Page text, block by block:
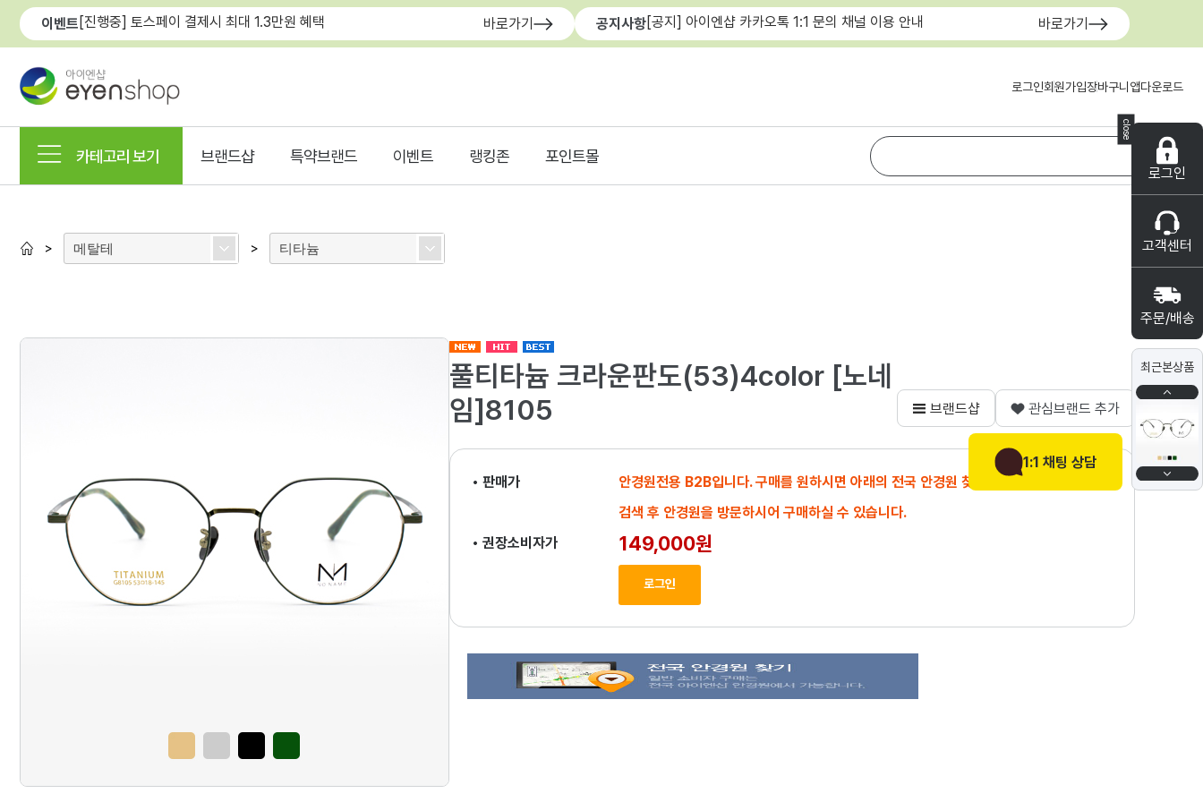
close
로그인
고객센터
주문/배송
최근본상품
1:1 채팅 상담
이벤트 [진행중] 토스페이 결제시 최대 1.3만원 혜택 바로가기 공지사항[공지] 아이엔샵 카카오톡 1:1 문의 채널 이용 안내 바로가기
로그인회원가입장바구니 앱다운로드
카테고리 보기 브랜드샵 특약브랜드 이벤트 랭킹존 포인트몰
> 메탈테 > 티타늄
풀티타늄 크라운판도(53)4color [노네
임]8105
브랜드샵 관심브랜드 추가
• 판매가
안경원전용 B2B입니다. 구매를 원하시면 아래의 전국 안경원 찾기에서
검색 후 안경원을 방문하시어 구매하실 수 있습니다.
• 권장소비자가
149,000원
로그인